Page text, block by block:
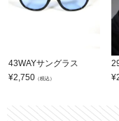
43WAYサングラス
¥2,750 （税込）
¥